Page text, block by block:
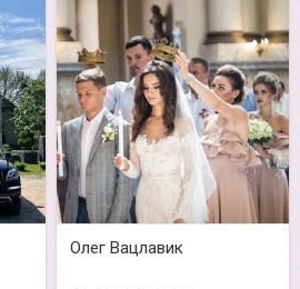
Олег Вацлавик